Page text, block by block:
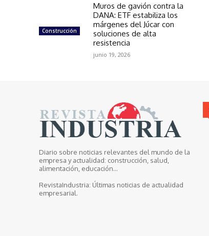
Construcción
Muros de gavión contra la
DANA: ETF estabiliza los
márgenes del Júcar con
soluciones de alta
resistencia
junio 19, 2026
Diario sobre noticias relevantes del mundo de la
empresa y actualidad: construcción, salud,
alimentación, educación...
RevistaIndustria: Últimas noticias de actualidad
empresarial.